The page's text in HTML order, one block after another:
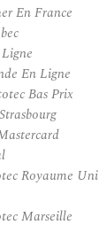
En France
En Ligne
Bas Prix
Royaume Uni
Marseille